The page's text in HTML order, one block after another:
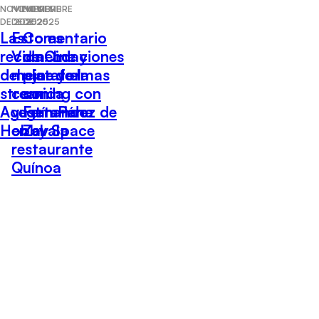
NOVIEMBRE
DE 2025
Las
recomendaciones
del cine y el
streaming con
Agustín Pérez de
Hobby Space
NOVIEMBRE
DE 2025
Esto es
Vida: Lo
mejor de la
comida
vegetariana
en el
restaurante
Quínoa
NOVIEMBRE
DE 2025
Comentario
de Cine y
plataformas
con
Fernando
Zavala